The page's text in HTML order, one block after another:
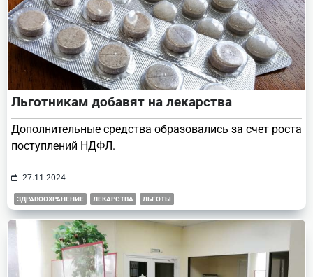
Льготникам добавят на лекарства
Дополнительные средства образовались за счет роста
поступлений НДФЛ.
27.11.2024
ЗДРАВООХРАНЕНИЕ ЛЕКАРСТВА ЛЬГОТЫ